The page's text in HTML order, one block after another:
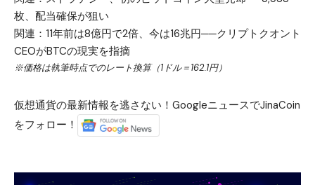
枚、配当確保が狙い
関連： 11年前は8億円で2倍、今は16兆円──クリプトクオント
CEOがBTCの現実を指摘
※価格は執筆時点でのレート換算（1ドル＝162.1円）
仮想通貨の最新情報を逃さない！GoogleニュースでJinaCoin
をフォロー！